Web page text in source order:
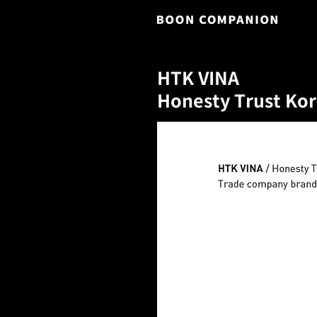
HTK VINA
Honesty Trust